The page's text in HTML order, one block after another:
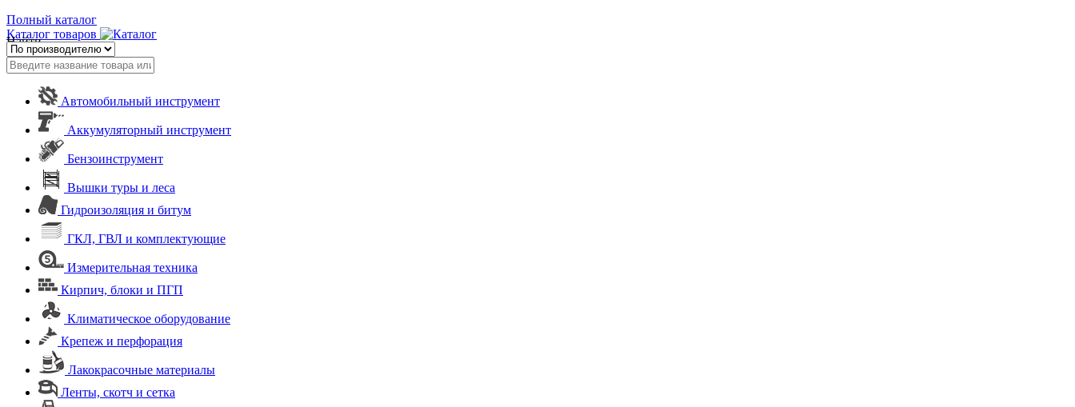
Полный каталог
Каталог товаров
Найти
Автомобильный инструмент
Аккумуляторный инструмент
Бензоинструмент
Вышки туры и леса
Гидроизоляция и битум
ГКЛ, ГВЛ и комплектующие
Измерительная техника
Кирпич, блоки и ПГП
Климатическое оборудование
Крепеж и перфорация
Лакокрасочные материалы
Ленты, скотч и сетка